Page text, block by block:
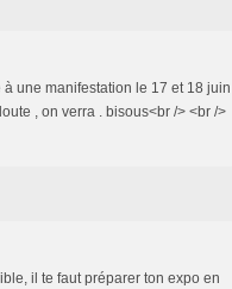
une manifestation le 17 et 18 juin
, on verra . bisous<br /> <br />
il te faut préparer ton expo en